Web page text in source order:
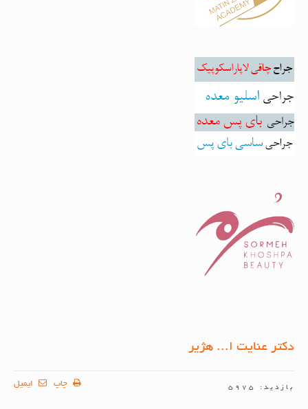
دکتر عنایت ا... هژیر
ایمیل چاپ بازدید: 5975